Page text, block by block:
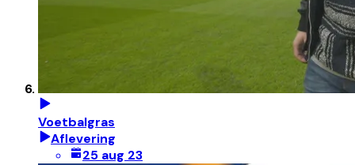
Voetbalgras
Aflevering
25 aug 23